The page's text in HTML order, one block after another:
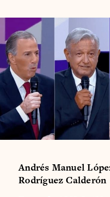
Andrés Manuel
Rodríguez Calderón